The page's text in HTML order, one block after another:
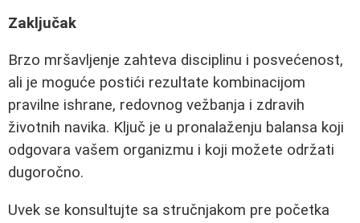
Zaključak
Brzo mršavljenje zahteva disciplinu i posvećenost,
ali je moguće postići rezultate kombinacijom
pravilne ishrane, redovnog vežbanja i zdravih
životnih navika. Ključ je u pronalaženju balansa koji
odgovara vašem organizmu i koji možete održati
dugoročno.
Uvek se konsultujte sa stručnjakom pre početka